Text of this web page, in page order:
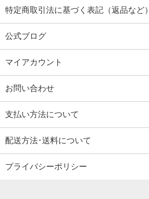
特定商取引法に基づく表記（返品など）
公式ブログ
マイアカウント
お問い合わせ
支払い方法について
配送方法･送料について
プライバシーポリシー